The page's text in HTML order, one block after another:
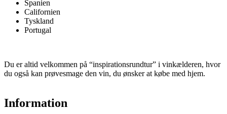
Spanien
Californien
Tyskland
Portugal
Du er altid velkommen på “inspirationsrundtur” i vinkælderen, hvor
du også kan prøvesmage den vin, du ønsker at købe med hjem.
Information